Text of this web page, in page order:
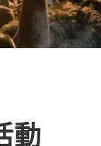
動